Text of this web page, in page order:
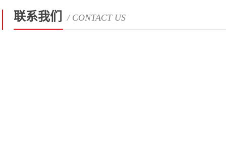
联系我们 / CONTACT US